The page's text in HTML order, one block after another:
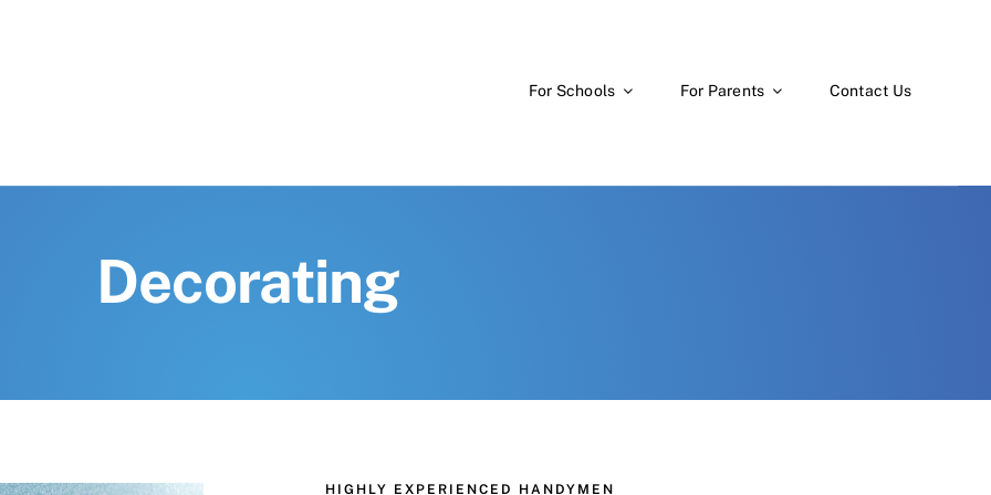
For Schools For Parents Contact Us
Decorating
HIGHLY EXPERIENCED HANDYMEN